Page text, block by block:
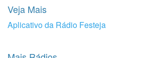
Veja Mais
Aplicativo da Rádio Festeja